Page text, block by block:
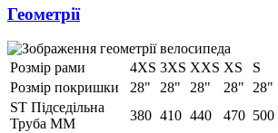
Геометрії
Розмір рами 4XS 3XS XXS XS S
Розмір покришки
28" 28" 28" 28" 28"
ST Підседільна
Труба ММ
380 410 440 470 500